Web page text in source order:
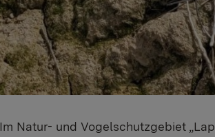
Im Natur- und Vogelschutzgebiet